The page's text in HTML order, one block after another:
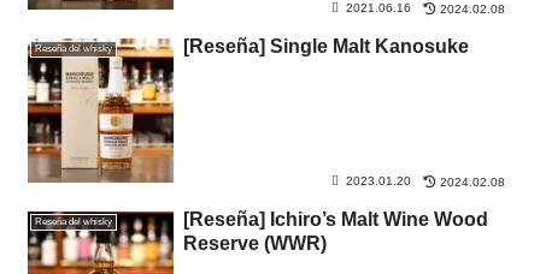
2021.06.16 2024.02.08
Reseña del whisky [Reseña] Single Malt Kanosuke
2023.01.20 2024.02.08
Reseña del whisky
[Reseña] Ichiro’s Malt Wine Wood
Reserve (WWR)